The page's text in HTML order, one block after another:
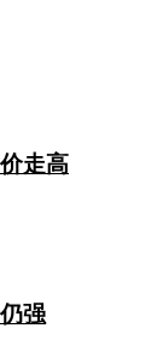
走高
强